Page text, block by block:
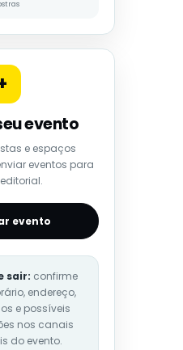
evento
e espaços
eventos para
evento
sair: confirme
endereço,
e possíveis
nos canais
do evento.